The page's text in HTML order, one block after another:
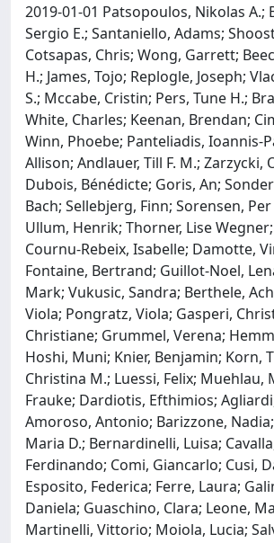
2019-01-01 Patsopoulos, Nikolas A.;
Sergio E.; Santaniello, Adams;
Cotsapas, Chris; Wong, Garrett;
H.; James, Tojo; Replogle, Joseph;
S.; Mccabe, Cristin; Pers, Tune H.;
White, Charles; Keenan, Brendan;
Winn, Phoebe; Panteliadis, Ioannis-
Allison; Andlauer, Till F. M.; Zarzycki,
Dubois, Bénédicte; Goris, An;
Bach; Sellebjerg, Finn; Sorensen,
Ullum, Henrik; Thorner, Lise Wegner;
Cournu-Rebeix, Isabelle; Damotte,
Fontaine, Bertrand; Guillot-Noel,
Mark; Vukusic, Sandra; Berthele,
Viola; Pongratz, Viola; Gasperi,
Christiane; Grummel, Verena;
Hoshi, Muni; Knier, Benjamin; Korn,
Christina M.; Luessi, Felix; Muehlau,
Frauke; Dardiotis, Efthimios;
Amoroso, Antonio; Barizzone,
Maria D.; Bernardinelli, Luisa;
Ferdinando; Comi, Giancarlo; Cusi,
Esposito, Federica; Ferre, Laura;
Daniela; Guaschino, Clara; Leone,
Martinelli, Vittorio; Moiola, Lucia;